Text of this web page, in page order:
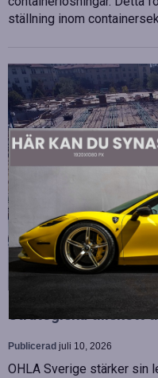
ställning inom
Strategiska tillskott
Publicerad juli 10, 2026
OHLA Sverige stärker sin